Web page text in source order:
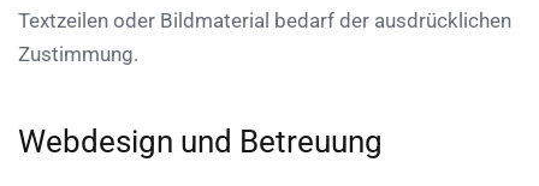
Textzeilen oder Bildmaterial bedarf der ausdrücklichen
Zustimmung.
Webdesign und Betreuung